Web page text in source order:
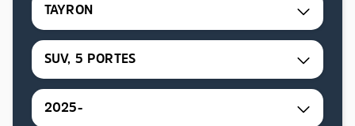
TAYRON
SUV, 5 PORTES
2025-